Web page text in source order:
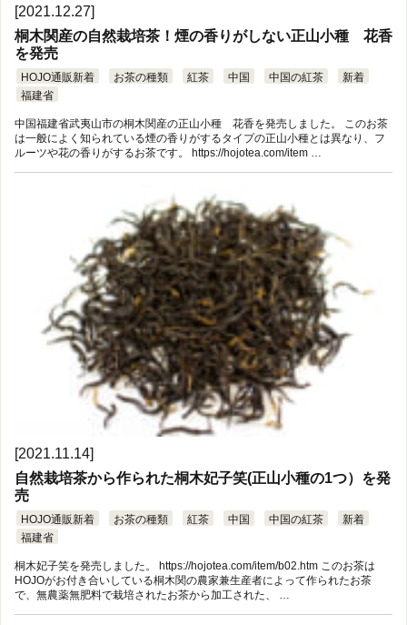
[2021.12.27]
桐木関産の自然栽培茶！煙の香りがしない正山小種 花香
を発売
HOJO通販新着 お茶の種類 紅茶 中国 中国の紅茶
新着
福建省
中国福建省武夷山市の桐木関産の正山小種 花香を発売しました。 このお茶
は一般によく知られている煙の香りがするタイプの正山小種とは異なり、フ
ルーツや花の香りがするお茶です。 https://hojotea.com/item …
[2021.11.14]
自然栽培茶から作られた桐木妃子笑(正山小種の1つ）を発
売
HOJO通販新着 お茶の種類 紅茶 中国 中国の紅茶
新着
福建省
桐木妃子笑を発売しました。 https://hojotea.com/item/b02.htm このお茶は
HOJOがお付き合いしている桐木関の農家兼生産者によって作られたお茶
で、無農薬無肥料で栽培されたお茶から加工された、 …